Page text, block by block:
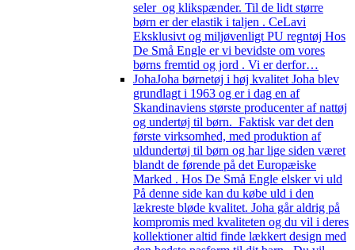
seler og klikspænder. Til de lidt større
børn er der elastik i taljen . CeLavi
Eksklusivt og miljøvenligt PU regntøj Hos
De Små Engle er vi bevidste om vores
børns fremtid og jord . Vi er derfor…
JohaJoha børnetøj i høj kvalitet Joha blev
grundlagt i 1963 og er i dag en af
Skandinaviens største producenter af nattøj
og undertøj til børn. Faktisk var det den
første virksomhed, med produktion af
uldundertøj til børn og har lige siden været
blandt de førende på det Europæiske
Marked . Hos De Små Engle elsker vi uld
På denne side kan du købe uld i den
lækreste bløde kvalitet. Joha går aldrig på
kompromis med kvaliteten og du vil i deres
kollektioner altid finde lækkert design med